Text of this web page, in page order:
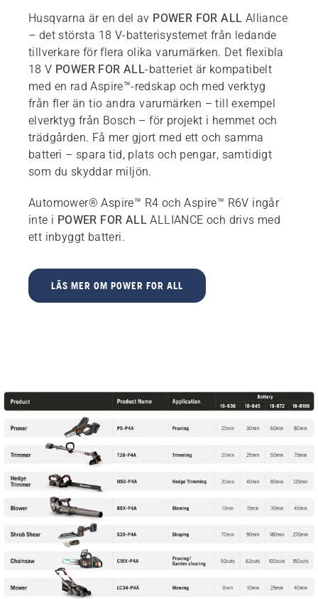
Husqvarna är en del av POWER FOR ALL Alliance
– det största 18 V-batterisystemet från ledande
tillverkare för flera olika varumärken. Det flexibla
18 V POWER FOR ALL-batteriet är kompatibelt
med en rad Aspire™-redskap och med verktyg
från fler än tio andra varumärken – till exempel
elverktyg från Bosch – för projekt i hemmet och
trädgården. Få mer gjort med ett och samma
batteri – spara tid, plats och pengar, samtidigt
som du skyddar miljön.
Automower® Aspire™ R4 och Aspire™ R6V ingår
inte i POWER FOR ALL ALLIANCE och drivs med
ett inbyggt batteri.
LÄS MER OM POWER FOR ALL